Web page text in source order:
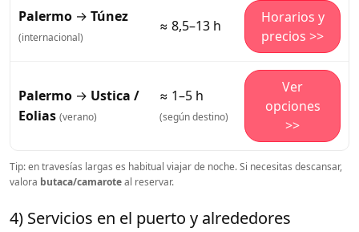
Palermo → Túnez
(internacional)
≈ 8,5–13 h
Horarios y
precios >>
Palermo → Ustica /
Eolias (verano)
≈ 1–5 h
(según destino)
Ver
opciones
>>
Tip: en travesías largas es habitual viajar de noche. Si necesitas descansar,
valora butaca/camaroteal reservar.
4) Servicios en el puerto y alrededores